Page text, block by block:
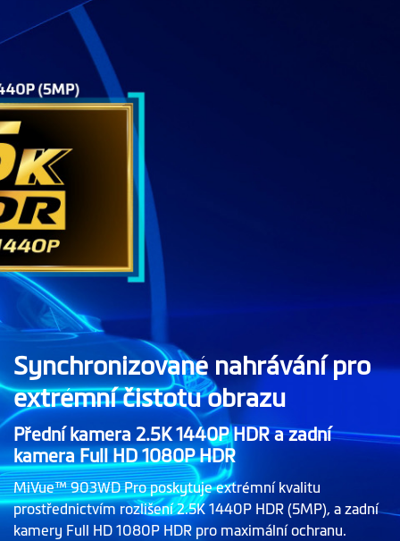
Synchronizované nahrávání pro
extrémní čistotu obrazu
Přední kamera 2.5K 1440P HDR a zadní
kamera Full HD 1080P HDR
MiVue™ 903WD Pro poskytuje extrémní kvalitu
prostřednictvím rozlišení 2.5K 1440P HDR (5MP), a zadní
kamery Full HD 1080P HDR pro maximální ochranu.